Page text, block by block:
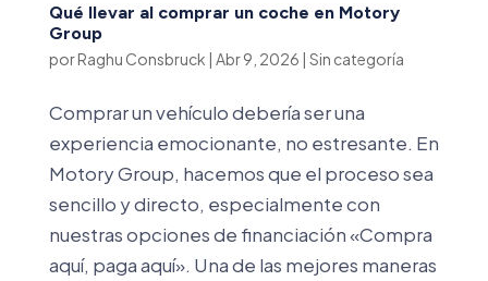
Qué llevar al comprar un coche en Motory
Group
porRaghu Consbruck | Abr 9, 2026 | Sin categoría
Comprar un vehículo debería ser una
experiencia emocionante, no estresante. En
Motory Group, hacemos que el proceso sea
sencillo y directo, especialmente con
nuestras opciones de financiación «Compra
aquí, paga aquí». Una de las mejores maneras